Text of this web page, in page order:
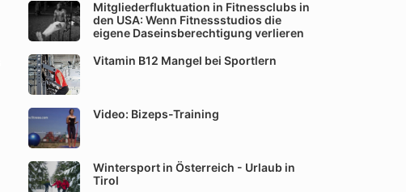
Mitgliederfluktuation in Fitnessclubs in
den USA: Wenn Fitnessstudios die
eigene Daseinsberechtigung verlieren
Vitamin B12 Mangel bei Sportlern
Video: Bizeps-Training
Wintersport in Österreich - Urlaub in
Tirol